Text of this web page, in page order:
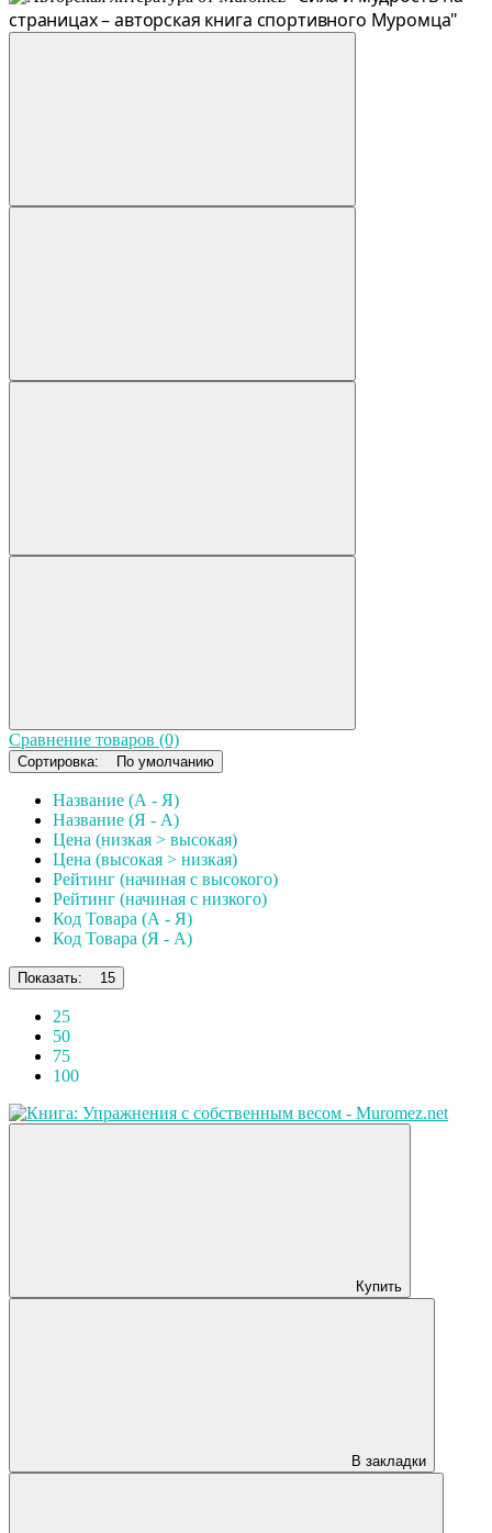
страницах – авторская книга спортивного Муромца"
Сравнение товаров (0)
Сортировка: По умолчанию
Название (А - Я)
Название (Я - А)
Цена (низкая > высокая)
Цена (высокая > низкая)
Рейтинг (начиная с высокого)
Рейтинг (начиная с низкого)
Код Товара (А - Я)
Код Товара (Я - А)
Показать: 15
25
50
75
100
Купить
В закладки